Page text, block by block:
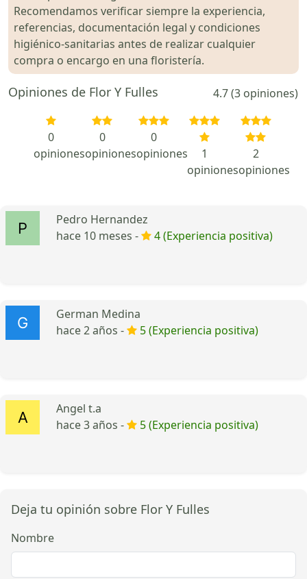
Recomendamos verificar siempre la experiencia,
referencias, documentación legal y condiciones
higiénico-sanitarias antes de realizar cualquier
compra o encargo en una floristería.
Opiniones de Flor Y Fulles 4.7 (3 opiniones)
0
opiniones
0
opiniones
0
opiniones
1
opiniones
2
opiniones
Pedro Hernandez
hace 10 meses -
4 (Experiencia positiva)
German Medina
hace 2 años -
5 (Experiencia positiva)
Angel t.a
hace 3 años -
5 (Experiencia positiva)
Deja tu opinión sobre Flor Y Fulles
Nombre